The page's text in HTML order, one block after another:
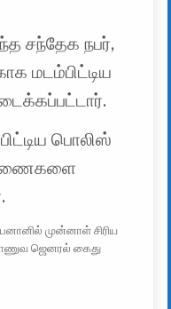
சந்தேக நபர்,
மடம்பிட்டிய
பொலிஸ்
முன்னாள் சிரிய
ஜெனரல் கைது